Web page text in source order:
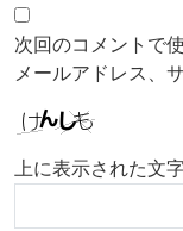
次回のコメントで
メールアドレス、
上に表示された文